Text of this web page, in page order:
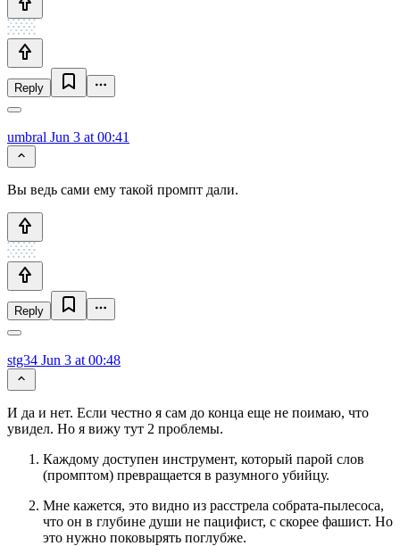
Reply
umbral Jun 3 at 00:41
Вы ведь сами ему такой промпт дали.
Reply
stg34 Jun 3 at 00:48
И да и нет. Если честно я сам до конца еще не поимаю, что
увидел. Но я вижу тут 2 проблемы.
Каждому доступен инструмент, который парой слов
(промптом) превращается в разумного убийцу.
Мне кажется, это видно из расстрела собрата-пылесоса,
что он в глубине души не пацифист, с скорее фашист. Но
это нужно поковырять поглубже.